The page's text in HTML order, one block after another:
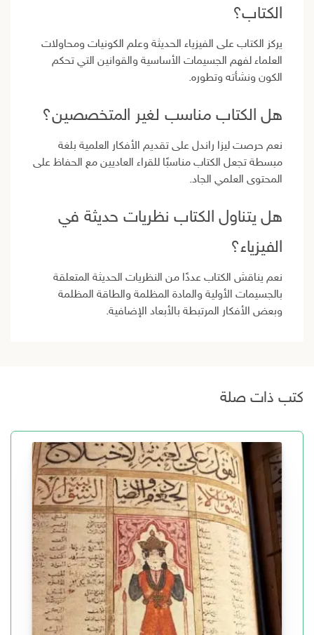
الكتاب؟
يركز الكتاب على الفيزياء الحديثة وعلم الكونيات ومحاولات
العلماء لفهم الجسيمات الأساسية والقوانين التي تحكم
الكون ونشأته وتطوره.
هل الكتاب مناسب لغير المتخصصين؟
نعم حرصت ليزا راندل على تقديم الأفكار العلمية بلغة
مبسطة تجعل الكتاب مناسبًا للقراء العاديين مع الحفاظ على
المحتوى العلمي الجاد.
هل يتناول الكتاب نظريات حديثة في
الفيزياء؟
نعم يناقش الكتاب عددًا من النظريات الحديثة المتعلقة
بالجسيمات الأولية والمادة المظلمة والطاقة المظلمة
وبعض الأفكار المرتبطة بالأبعاد الإضافية.
كتب ذات صلة